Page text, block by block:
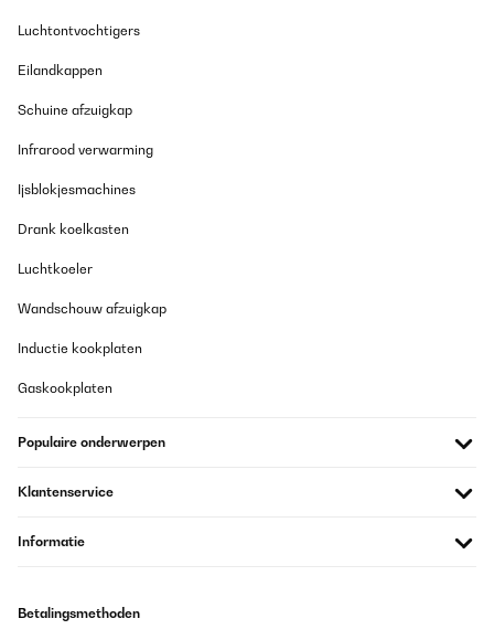
Luchtontvochtigers
Eilandkappen
Schuine afzuigkap
Infrarood verwarming
Ijsblokjesmachines
Drank koelkasten
Luchtkoeler
Wandschouw afzuigkap
Inductie kookplaten
Gaskookplaten
Populaire onderwerpen
Klantenservice
Informatie
Betalingsmethoden